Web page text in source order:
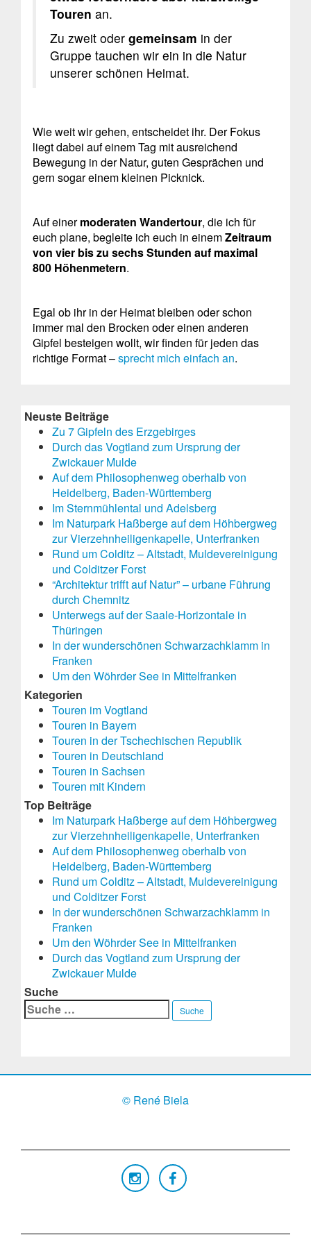
Touren an.
Zu zweit oder gemeinsam in der
Gruppe tauchen wir ein in die Natur
unserer schönen Heimat.
Wie weit wir gehen, entscheidet ihr. Der Fokus
liegt dabei auf einem Tag mit ausreichend
Bewegung in der Natur, guten Gesprächen und
gern sogar einem kleinen Picknick.
Auf einermoderaten Wandertour, die ich für
euch plane, begleite ich euch in einemZeitraum
von vier bis zu sechs Stunden auf maximal
800 Höhenmetern.
Egal ob ihr in der Heimat bleiben oder schon
immer mal den Brocken oder einen anderen
Gipfel besteigen wollt, wir finden für jeden das
richtige Format –sprecht mich einfach an.
Neuste Beiträge
Zu 7 Gipfeln des Erzgebirges
Durch das Vogtland zum Ursprung der
Zwickauer Mulde
Auf dem Philosophenweg oberhalb von
Heidelberg, Baden-Württemberg
Im Sternmühlental und Adelsberg
Im Naturpark Haßberge auf dem Höhbergweg
zur Vierzehnheiligenkapelle, Unterfranken
Rund um Colditz – Altstadt, Muldevereinigung
und Colditzer Forst
“Architektur trifft auf Natur” – urbane Führung
durch Chemnitz
Unterwegs auf der Saale-Horizontale in
Thüringen
In der wunderschönen Schwarzachklamm in
Franken
Um den Wöhrder See in Mittelfranken
Kategorien
Touren im Vogtland
Touren in Bayern
Touren in der Tschechischen Republik
Touren in Deutschland
Touren in Sachsen
Touren mit Kindern
Top Beiträge
Im Naturpark Haßberge auf dem Höhbergweg
zur Vierzehnheiligenkapelle, Unterfranken
Auf dem Philosophenweg oberhalb von
Heidelberg, Baden-Württemberg
Rund um Colditz – Altstadt, Muldevereinigung
und Colditzer Forst
In der wunderschönen Schwarzachklamm in
Franken
Um den Wöhrder See in Mittelfranken
Durch das Vogtland zum Ursprung der
Zwickauer Mulde
Suche
Suche
© René Biela